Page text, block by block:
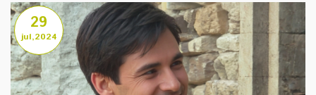
29
jul,2024